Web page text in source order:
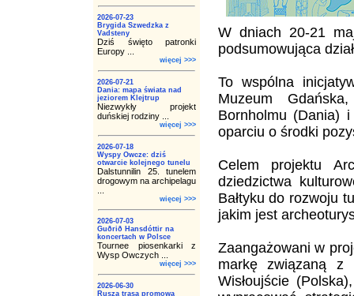
2026-07-23
Brygida Szwedzka z
Vadsteny
Dziś święto patronki
Europy ...
więcej >>>
2026-07-21
Dania: mapa świata nad
jeziorem Klejtrup
Niezwykły projekt
duńskiej rodziny ...
więcej >>>
2026-07-18
Wyspy Owcze: dziś
otwarcie kolejnego tunelu
Dalstunnilin 25. tunelem
drogowym na archipelagu
więcej >>>
2026-07-03
Guðrið Hansdóttir na
koncertach w Polsce
Tournee piosenkarki z
Wysp Owczych ...
więcej >>>
2026-06-30
Rusza trasa promowa
W dniach 20-21
podsumowująca
To wspólna
Muzeum
Bornholmu (Dania)
oparciu o środki
Celem projektu
dziedzictwa
Bałtyku do rozwoju
jakim jest
Zaangażowani w
markę związaną z
Wisłoujście